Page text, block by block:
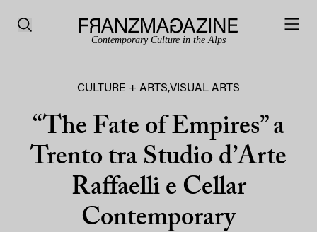
Contemporary Culture in the Alps
CULTURE + ARTS,VISUAL ARTS
“The Fate of Empires” a
Trento tra Studio d’Arte
Raffaelli e Cellar
Contemporary